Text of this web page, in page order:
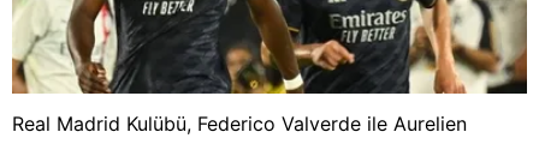
Real Madrid Kulübü, Federico Valverde ile Aurelien